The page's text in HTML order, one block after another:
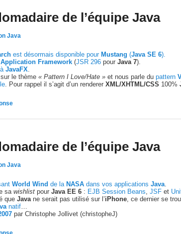
de l’équipe Java
Java
est désormais disponible pour Mustang (Java SE 6).
Framework (JSR 296 pourJava 7).
àJavaFX.
le thème« Pattern I Love/Hate » et nous parle dupattern
. Pour rappel il s’agit d’un rendererXML/XHTML/CSS 100%
de l’équipe Java
Java
World Wind de la NASA dans vos applicationsJava
sawishlist pourJava EE 6 : EJB Session Beans ,JSF et
queJava ne serait pas utilisé sur l’iPhone , ce dernier se
natif
par Christophe Jollivet (christopheJ)